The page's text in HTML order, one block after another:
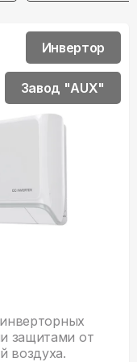
защитами от
воздуха.
Инвертор
Завод "AUX"